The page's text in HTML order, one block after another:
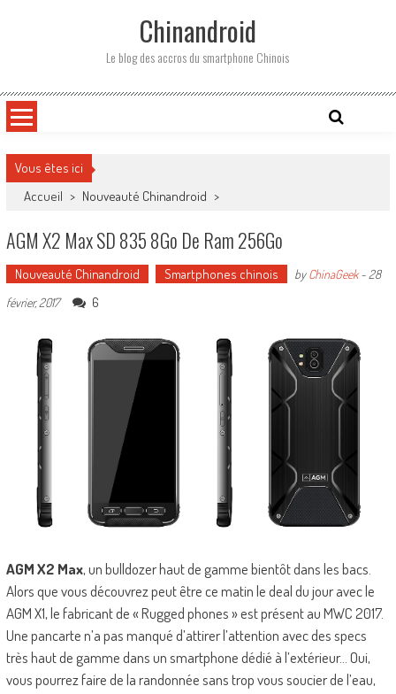
Chinandroid
Le blog des accros du smartphone Chinois
Vous êtes ici
Accueil > Nouveauté Chinandroid >
AGM X2 Max SD 835 8Go De Ram 256Go
Nouveauté Chinandroid Smartphones chinois byChinaGeek- 28
février, 2017
6
AGM X2 Max, un bulldozer haut de gamme bientôt dans les bacs.
Alors que vous découvrez peut être ce matin le deal du jour avec le
AGM X1, le fabricant de « Rugged phones » est présent au MWC 2017.
Une pancarte n’a pas manqué d’attirer l’attention avec des specs
très haut de gamme dans un smartphone dédié à l’extérieur… Oui,
vous pourrez faire de la randonnée sans trop vous soucier de l’eau,